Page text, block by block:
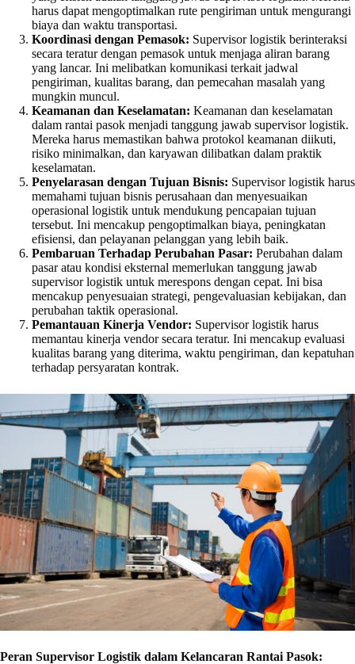
harus dapat mengoptimalkan rute pengiriman untuk mengurangi
biaya dan waktu transportasi.
Koordinasi dengan Pemasok: Supervisor logistik berinteraksi
secara teratur dengan pemasok untuk menjaga aliran barang
yang lancar. Ini melibatkan komunikasi terkait jadwal
pengiriman, kualitas barang, dan pemecahan masalah yang
mungkin muncul.
Keamanan dan Keselamatan: Keamanan dan keselamatan
dalam rantai pasok menjadi tanggung jawab supervisor logistik.
Mereka harus memastikan bahwa protokol keamanan diikuti,
risiko minimalkan, dan karyawan dilibatkan dalam praktik
keselamatan.
Penyelarasan dengan Tujuan Bisnis: Supervisor logistik harus
memahami tujuan bisnis perusahaan dan menyesuaikan
operasional logistik untuk mendukung pencapaian tujuan
tersebut. Ini mencakup pengoptimalkan biaya, peningkatan
efisiensi, dan pelayanan pelanggan yang lebih baik.
Pembaruan Terhadap Perubahan Pasar: Perubahan dalam
pasar atau kondisi eksternal memerlukan tanggung jawab
supervisor logistik untuk merespons dengan cepat. Ini bisa
mencakup penyesuaian strategi, pengevaluasian kebijakan, dan
perubahan taktik operasional.
Pemantauan Kinerja Vendor: Supervisor logistik harus
memantau kinerja vendor secara teratur. Ini mencakup evaluasi
kualitas barang yang diterima, waktu pengiriman, dan kepatuhan
terhadap persyaratan kontrak.
Peran Supervisor Logistik dalam Kelancaran Rantai Pasok: